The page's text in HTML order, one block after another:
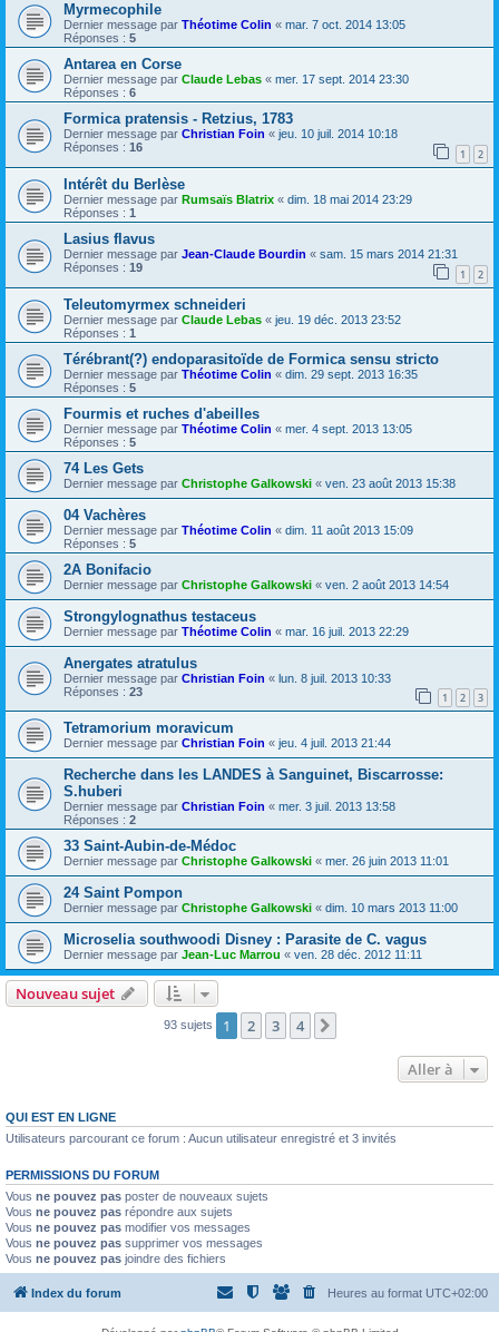
Myrmecophile
Dernier message par Théotime Colin « mar. 7 oct. 2014 13:05
Réponses : 5
Antarea en Corse
Dernier message par Claude Lebas « mer. 17 sept. 2014 23:30
Réponses : 6
Formica pratensis - Retzius, 1783
Dernier message par Christian Foin « jeu. 10 juil. 2014 10:18
Réponses : 16 1 2
Intérêt du Berlèse
Dernier message par Rumsaïs Blatrix « dim. 18 mai 2014 23:29
Réponses : 1
Lasius flavus
Dernier message par Jean-Claude Bourdin « sam. 15 mars 2014 21:31
Réponses : 19 1 2
Teleutomyrmex schneideri
Dernier message par Claude Lebas « jeu. 19 déc. 2013 23:52
Réponses : 1
Térébrant(?) endoparasitoïde de Formica sensu stricto
Dernier message par Théotime Colin « dim. 29 sept. 2013 16:35
Réponses : 5
Fourmis et ruches d'abeilles
Dernier message par Théotime Colin « mer. 4 sept. 2013 13:05
Réponses : 5
74 Les Gets
Dernier message par Christophe Galkowski « ven. 23 août 2013 15:38
04 Vachères
Dernier message par Théotime Colin « dim. 11 août 2013 15:09
Réponses : 5
2A Bonifacio
Dernier message par Christophe Galkowski « ven. 2 août 2013 14:54
Strongylognathus testaceus
Dernier message par Théotime Colin « mar. 16 juil. 2013 22:29
Anergates atratulus
Dernier message par Christian Foin « lun. 8 juil. 2013 10:33
Réponses : 23 1 2 3
Tetramorium moravicum
Dernier message par Christian Foin « jeu. 4 juil. 2013 21:44
Recherche dans les LANDES à Sanguinet, Biscarrosse:
S.huberi
Dernier message par Christian Foin « mer. 3 juil. 2013 13:58
Réponses : 2
33 Saint-Aubin-de-Médoc
Dernier message par Christophe Galkowski « mer. 26 juin 2013 11:01
24 Saint Pompon
Dernier message par Christophe Galkowski « dim. 10 mars 2013 11:00
Microselia southwoodi Disney : Parasite de C. vagus
Dernier message par Jean-Luc Marrou « ven. 28 déc. 2012 11:11
Nouveau sujet
93 sujets 1 2 3 4
Aller à
QUI EST EN LIGNE
Utilisateurs parcourant ce forum : Aucun utilisateur enregistré et 3 invités
PERMISSIONS DU FORUM
Vous ne pouvez pas poster de nouveaux sujets
Vous ne pouvez pas répondre aux sujets
Vous ne pouvez pas modifier vos messages
Vous ne pouvez pas supprimer vos messages
Vous ne pouvez pas joindre des fichiers
Index du forum Heures au format UTC+02:00